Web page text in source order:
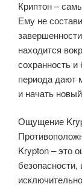
Криптон –
Ему не
находится
сохранность и
периода дают
и начать
Ощущение
Krypton – это